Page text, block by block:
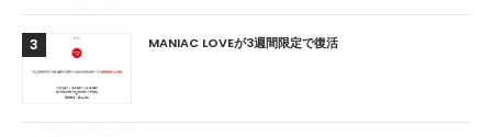
3 MANIAC LOVEが3週間限定で復活